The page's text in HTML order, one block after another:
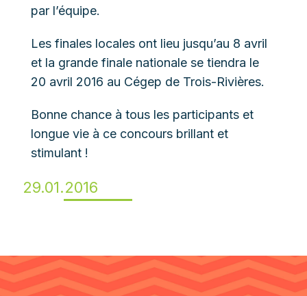
par l’équipe.
Les finales locales ont lieu jusqu’au 8 avril
et la grande finale nationale se tiendra le
20 avril 2016 au Cégep de Trois-Rivières.
Bonne chance à tous les participants et
longue vie à ce concours brillant et
stimulant !
29.01.2016